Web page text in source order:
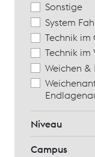
Sonstige
System
Technik im
Technik im
Weichen &
Niveau
Campus